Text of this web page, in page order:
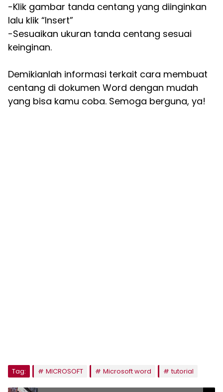
-Klik gambar tanda centang yang diinginkan
lalu klik “Insert”
-Sesuaikan ukuran tanda centang sesuai
keinginan.
Demikianlah informasi terkait cara membuat
centang di dokumen Word dengan mudah
yang bisa kamu coba. Semoga berguna, ya!
Tag: MICROSOFT Microsoft word tutorial